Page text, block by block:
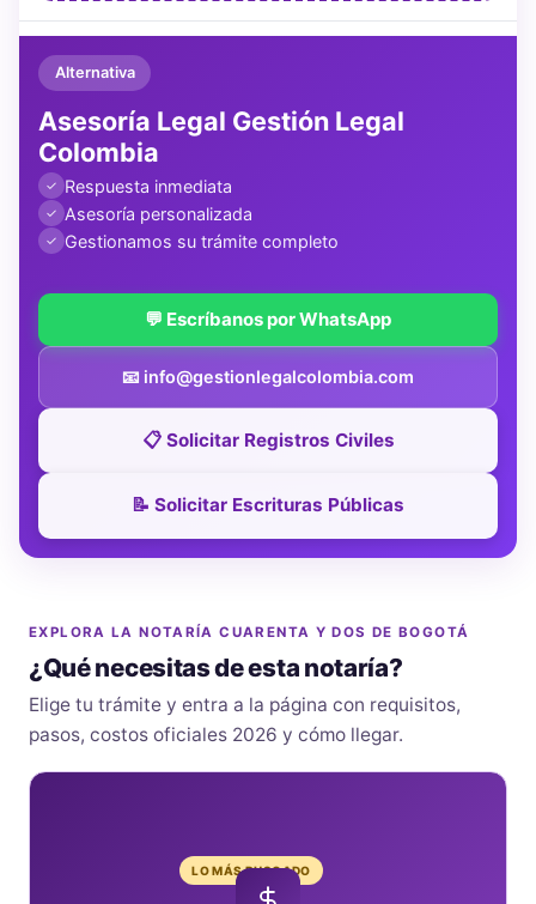
Alternativa
Asesoría Legal Gestión Legal
Colombia
✓ Respuesta inmediata
✓ Asesoría personalizada
✓ Gestionamos su trámite completo
💬 Escríbanos por WhatsApp
📧 info@gestionlegalcolombia.com
📋 Solicitar Registros Civiles
📝 Solicitar Escrituras Públicas
EXPLORA LA NOTARÍA CUARENTA Y DOS DE BOGOTÁ
¿Qué necesitas de esta notaría?
Elige tu trámite y entra a la página con requisitos,
pasos, costos oficiales 2026 y cómo llegar.
LO MÁS BUSCADO